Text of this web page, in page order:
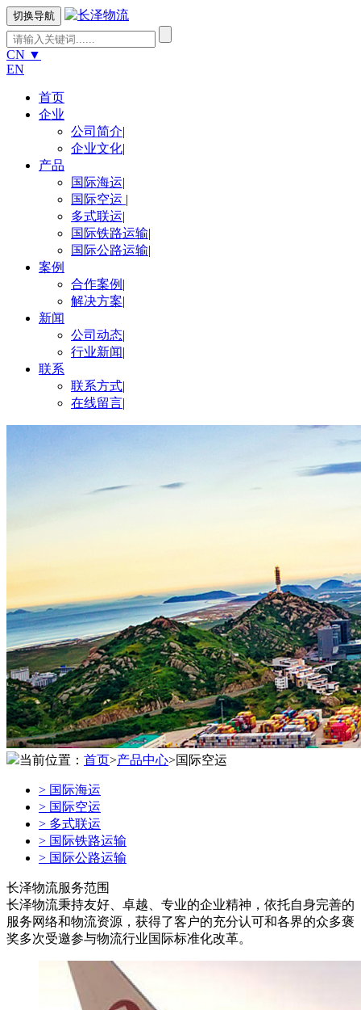
切换导航
CN ▼
EN
首页
企业
公司简介|
企业文化|
产品
国际海运|
国际空运 |
多式联运|
国际铁路运输|
国际公路运输|
案例
合作案例 |
解决方案|
新闻
公司动态|
行业新闻|
联系
联系方式|
在线留言|
当前位置： 首页>产品中心>国际空运
> 国际海运
> 国际空运
> 多式联运
> 国际铁路运输
> 国际公路运输
长泽物流服务范围
长泽物流秉持友好、卓越、专业的企业精神，依托自身完善的
服务网络和物流资源，获得了客户的充分认可和各界的众多褒
奖多次受邀参与物流行业国际标准化改革。